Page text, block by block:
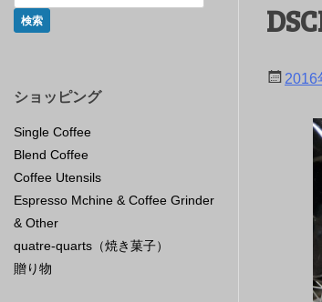
2016
ショッピング
Single Coffee
Blend Coffee
Coffee Utensils
Espresso Mchine & Coffee Grinder
& Other
quatre-quarts（焼き菓子）
贈り物